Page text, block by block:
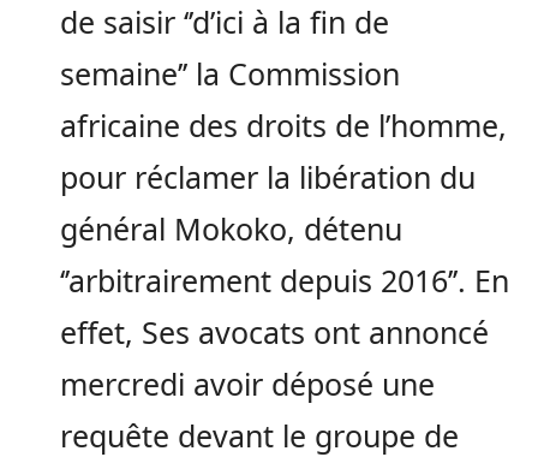
de saisir ‘’d’ici à la fin de
semaine’’ la Commission
africaine des droits de l’homme,
pour réclamer la libération du
général Mokoko, détenu
‘’arbitrairement depuis 2016’’. En
effet, Ses avocats ont annoncé
mercredi avoir déposé une
requête devant le groupe de